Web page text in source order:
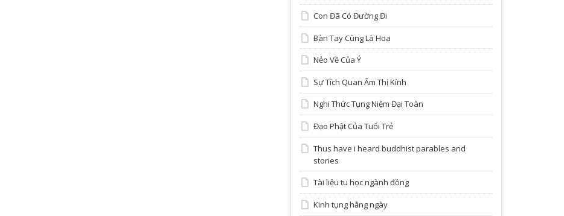
Con Đã Có Đường Đi
Bàn Tay Cũng Là Hoa
Nẻo Về Của Ý
Sự Tích Quan Âm Thị Kính
Nghi Thức Tụng Niệm Đại Toàn
Đạo Phật Của Tuổi Trẻ
Thus have i heard buddhist parables and
stories
Tài liệu tu học ngành đồng
Kinh tụng hằng ngày